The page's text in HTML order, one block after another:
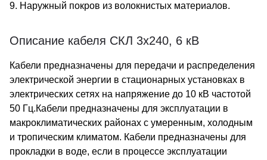
9. Наружный покров из волокнистых материалов.
Описание кабеля СКЛ 3х240, 6 кВ
Кабели предназначены для передачи и распределения
электрической энергии в стационарных установках в
электрических сетях на напряжение до 10 кВ частотой
50 Гц.Кабели предназначены для эксплуатации в
макроклиматических районах с умеренным, холодным
и тропическим климатом. Кабели предназначены для
прокладки в воде, если в процессе эксплуатации